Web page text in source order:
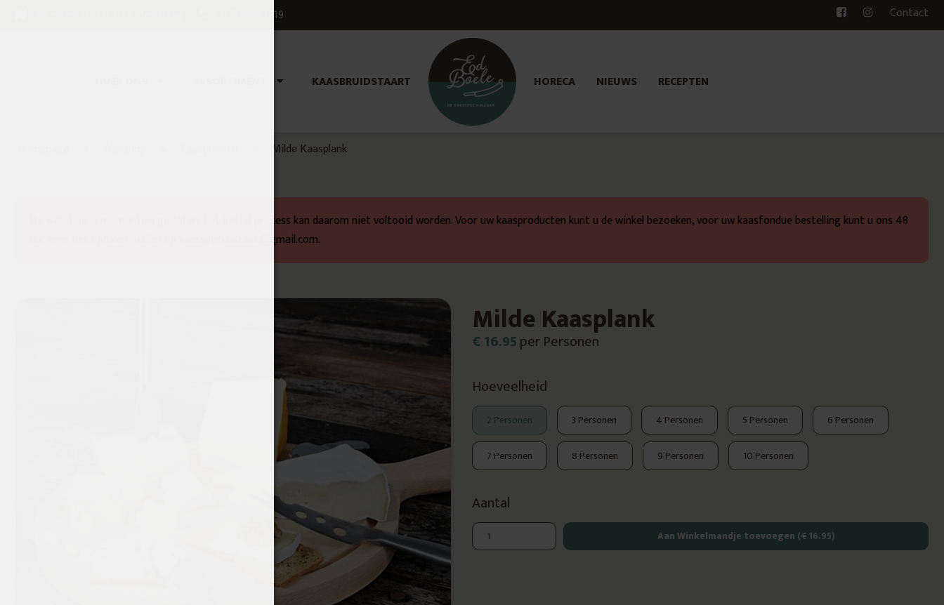
+31 70 363 1819 Contact
KAASBRUIDSTAART HORECA NIEUWS RECEPTEN
Milde Kaasplank
De webshop is momenteel gesloten, het bestel process kan daarom niet voltooid worden. Voor uw kaasproducten kunt u de winkel bezoeken, voor uw kaasfondue bestelling kunt u ons 48
uur voor het ophalen mailen op kaasspeciaalzaak@gmail.com.
Milde Kaasplank
€ 16.95per Personen
Hoeveelheid
2 Personen 3 Personen 4 Personen 5 Personen 6 Personen
7 Personen 8 Personen 9 Personen 10 Personen
Aantal
Aan Winkelmandje toevoegen (€ 16.95)